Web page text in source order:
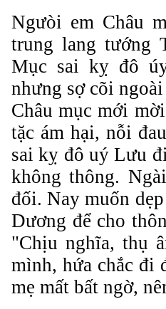
Ngưòi em Châu
trung lang tướng
Mục sai kỵ đô
nhưng sợ cõi
Châu mục mới
tặc ám hại, nỗi
sai kỵ đô uý Lưu
không thông.
đối. Nay muốn
Dương để cho
"Chịu nghĩa, thụ
mình, hứa chắc đi
mẹ mất bất ngờ,